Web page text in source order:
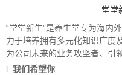
堂堂
“堂堂新生”是养生堂专为海内
力于培养拥有多元化知识广度
为公司未来的业务攻坚者、引
l 我们希望你